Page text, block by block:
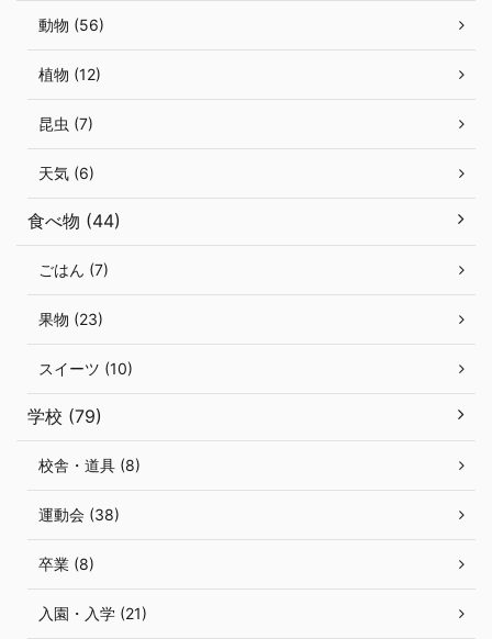
動物 (56)
植物 (12)
昆虫 (7)
天気 (6)
食べ物 (44)
ごはん (7)
果物 (23)
スイーツ (10)
学校 (79)
校舎・道具 (8)
運動会 (38)
卒業 (8)
入園・入学 (21)